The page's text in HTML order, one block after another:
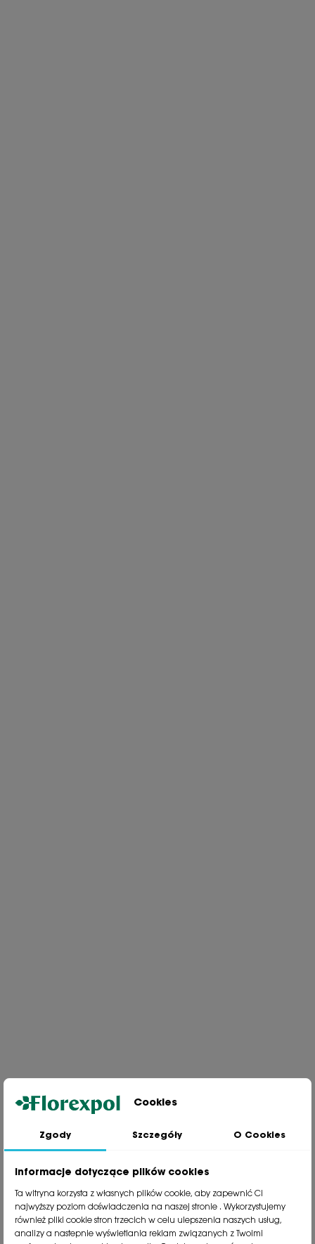
Jesteśmy wiodącą firmą wysyłkową roślin na terenie Polski. Od ponad
30 lat dzielimy się z naszymi Klientami naszą pasją, doświadczeniem i
81 533 23 05
phone81 533 30 50
phone 81 533 82 20
Cookies
Zgody Szczegóły O Cookies
Informacje dotyczące plików cookies
Ta witryna korzysta z własnych plików cookie, aby zapewnić Ci
najwyższy poziom doświadczenia na naszej stronie . Wykorzystujemy
również pliki cookie stron trzecich w celu ulepszenia naszych usług,
analizy a nastepnie wyświetlania reklam związanych z Twoimi